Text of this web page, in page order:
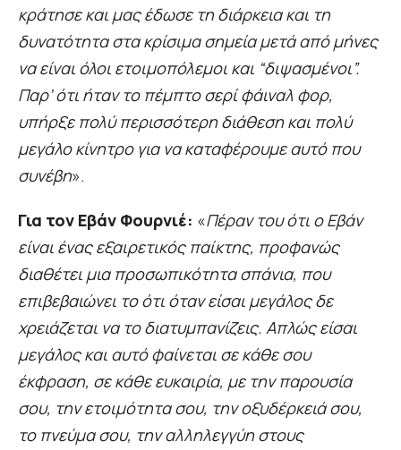
κράτησε και μας έδωσε τη διάρκεια και τη
δυνατότητα στα κρίσιμα σημεία μετά από μήνες
να είναι όλοι ετοιμοπόλεμοι και “διψασμένοι”.
Παρ’ ότι ήταν το πέμπτο σερί φάιναλ φορ,
υπήρξε πολύ περισσότερη διάθεση και πολύ
μεγάλο κίνητρο για να καταφέρουμε αυτό που
συνέβη».
Για τον Εβάν Φουρνιέ: «Πέραν του ότι ο Εβάν
είναι ένας εξαιρετικός παίκτης, προφανώς
διαθέτει μια προσωπικότητα σπάνια, που
επιβεβαιώνει το ότι όταν είσαι μεγάλος δε
χρειάζεται να το διατυμπανίζεις. Απλώς είσαι
μεγάλος και αυτό φαίνεται σε κάθε σου
έκφραση, σε κάθε ευκαιρία, με την παρουσία
σου, την ετοιμότητα σου, την οξυδέρκειά σου,
το πνεύμα σου, την αλληλεγγύη στους